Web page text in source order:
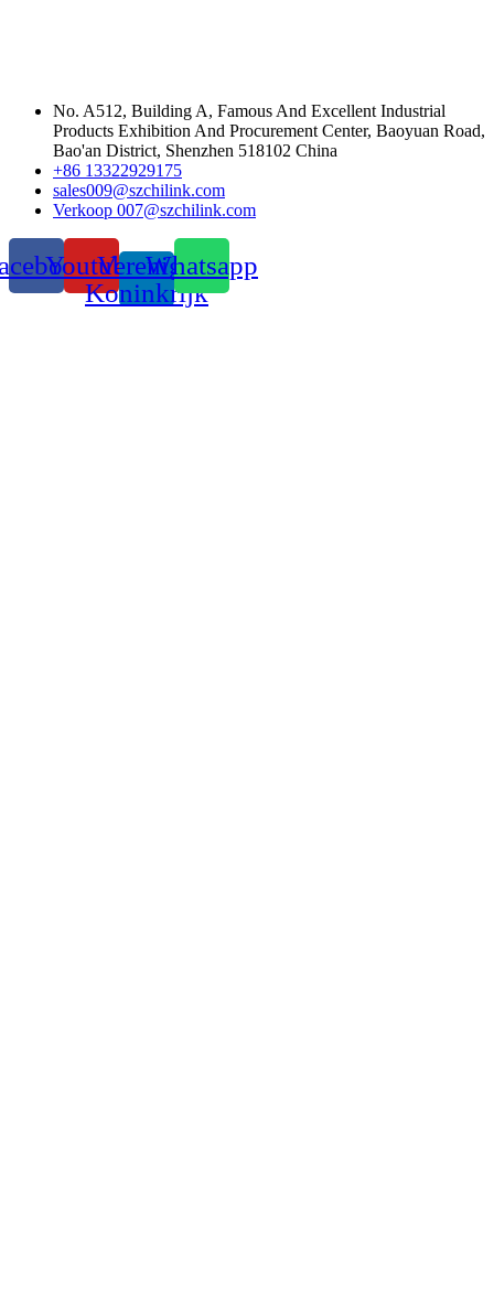
No. A512, Building A, Famous And Excellent Industrial
Products Exhibition And Procurement Center, Baoyuan Road,
Bao'an District, Shenzhen 518102 China
+86 13322929175
sales009@szchilink.com
Verkoop 007@szchilink.com
YoutubeVerenigd
Koninkrijk
Whatsapp